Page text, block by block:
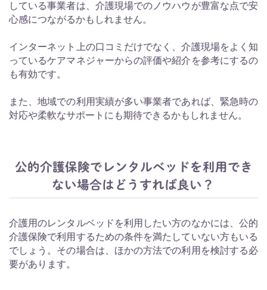
している事業者は、介護現場でのノウハウが豊富な点で安
心感につながるかもしれません。
インターネット上の口コミだけでなく、介護現場をよく知
っているケアマネジャーからの評価や紹介を参考にするの
も有効です。
また、地域での利用実績が多い事業者であれば、緊急時の
対応や柔軟なサポートにも期待できるかもしれません。
公的介護保険でレンタルベッドを利用でき
ない場合はどうすれば良い？
介護用のレンタルベッドを利用したい方のなかには、公的
介護保険で利用するための条件を満たしていない方もいる
でしょう。その場合は、ほかの方法での利用を検討する必
要があります。